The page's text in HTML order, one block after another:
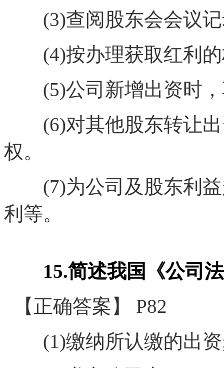
(3)查阅股东会会议记
(4)按办理获取红利的
(5)公司新增出资时，
(6)对其他股东转让出
权。
(7)为公司及股东利益
利等。
15.简述我国《公司法
【正确答案】 P82
(1)缴纳所认缴的出